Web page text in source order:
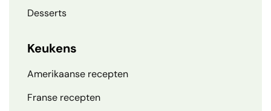
Desserts
Keukens
Amerikaanse recepten
Franse recepten